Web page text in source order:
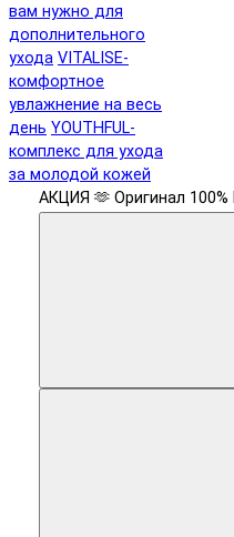
вам нужно для
дополнительного
ухода VITALISE-
комфортное
увлажнение на весь
день YOUTHFUL-
комплекс для ухода
за молодой кожей
АКЦИЯ 🫶 Оригинал 100%